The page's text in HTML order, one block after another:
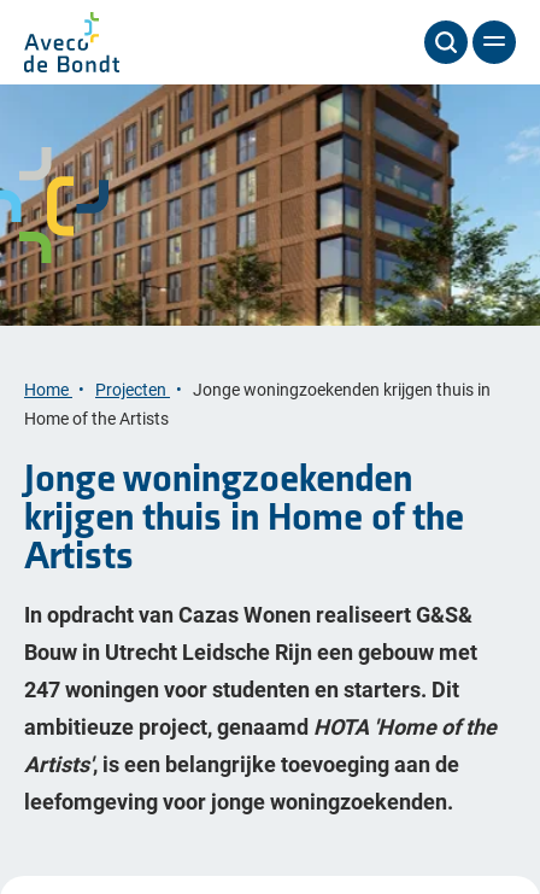
Home Projecten
Jonge woningzoekenden krijgen thuis in
Home of the Artists
Jonge woningzoekenden
krijgen thuis in Home of the
Artists
In opdracht van Cazas Wonen realiseert G&S&
Bouw in Utrecht Leidsche Rijn een gebouw met
247 woningen voor studenten en starters. Dit
ambitieuze project, genaamd HOTA 'Home of the
Artists', is een belangrijke toevoeging aan de
leefomgeving voor jonge woningzoekenden.